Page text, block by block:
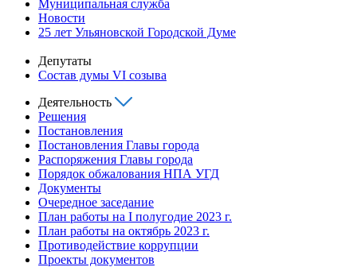
Муниципальная служба
Новости
25 лет Ульяновской Городской Думе
Депутаты
Состав думы VI созыва
Деятельность
Решения
Постановления
Постановления Главы города
Распоряжения Главы города
Порядок обжалования НПА УГД
Документы
Очередное заседание
План работы на I полугодие 2023 г.
План работы на октябрь 2023 г.
Противодействие коррупции
Проекты документов